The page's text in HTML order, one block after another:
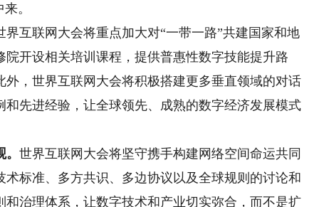
。
界互联网大会将重点加大对“一带一路”共建国家和地
开设相关培训课程，提供普惠性数字技能提升路
，世界互联网大会将积极搭建更多垂直领域的对话
先进经验，让全球领先、成熟的数字经济发展模式
。世界互联网大会将坚守携手构建网络空间命运共同
标准、多方共识、多边协议以及全球规则的讨论和
治理体系，让数字技术和产业切实弥合，而不是扩